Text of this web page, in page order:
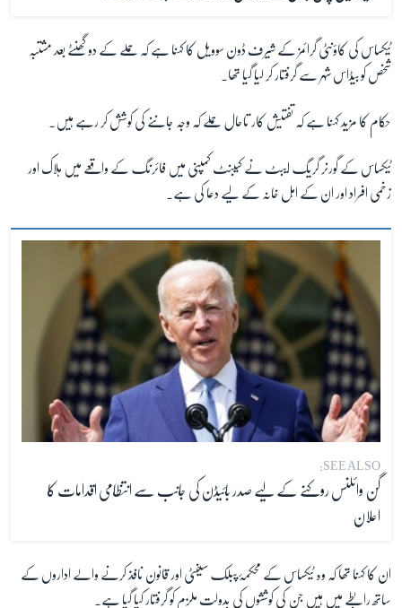
ٹیکساس کی کاؤنٹی گرائمز کے شیرف ڈون سوویل کا کہنا ہے کہ حملے کے دو گھنٹے بعد مشتبہ
شخص کو بیڈاس شہر سے گرفتار کر لیا گیا تھا۔
حکام کا مزید کہنا ہے کہ تفتیش کار تاحال حملے کہ وجہ جاننے کی کوشش کر رہے ہیں۔
ٹیکساس کے گورنر گریگ ایبٹ نے کیبنٹ کمپنی میں فائرنگ کے واقعے میں ہلاک اور
زخمی افراد اور ان کے اہل خانہ کے لیے دعا کی ہے
SEE ALSO:
گن وائلنس روکنے کے لیے صدر بائیڈن کی جانب سے انتظامی اقدامات کا
اعلان
ان کا کہنا تھا کہ وہ ٹیکساس کے محکمۂ پبلک سیفٹی اور قانون نافذ کرنے والے اداروں کے
ساتھ رابطے میں ہیں جن کی کوششوں کی بدولت ملزم کو گرفتار کیا گیا ہے۔